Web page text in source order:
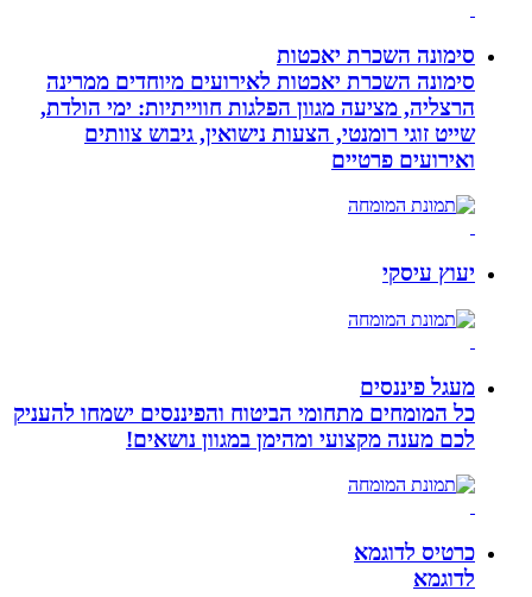
סימונה השכרת יאכטות
סימונה השכרת יאכטות לאירועים מיוחדים ממרינה
הרצליה, מציעה מגוון הפלגות חווייתיות: ימי הולדת,
שייט זוגי רומנטי, הצעות נישואין, גיבוש צוותים
ואירועים פרטיים
יעוץ עיסקי
מעגל פיננסים
כל המומחים מתחומי הביטוח והפיננסים ישמחו להעניק
לכם מענה מקצועי ומהימן במגוון נושאים!
כרטיס לדוגמא
לדוגמא